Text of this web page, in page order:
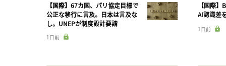
【国際】67カ国、パリ協定目標で
公正な移行に言及。日本は言及な
し。UNEPが制度設計要請
1日前
【国際
AI認識差
1日前